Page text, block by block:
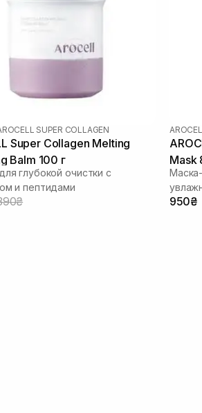
SUPER COLLAGEN
Super Collagen Melting
Balm 100 г
глубокой очистки с
и пептидами
Mask
950₴